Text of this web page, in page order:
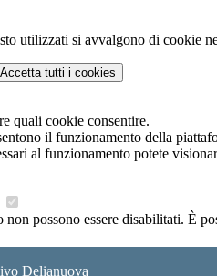
utilizzati si avvalgono di cookie
Accetta tutti i cookies
quali cookie consentire.
il funzionamento della
al funzionamento potete
possono essere disabilitati. È
Delianuova